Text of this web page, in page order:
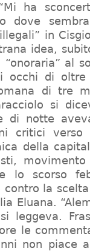
ha
dove
in
idea,
“onoraria” al
occhi di
di tre
si
di notte
critici
della
lo scorso
contro la
Eluana.
leggeva.
le
non piace